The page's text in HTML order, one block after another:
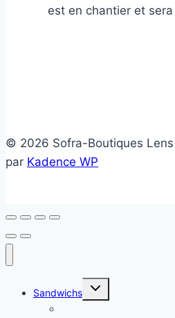
est en chantier et
© 2026 Sofra-Boutiques
par Kadence WP
Sandwichs
Ouvrir/fermer